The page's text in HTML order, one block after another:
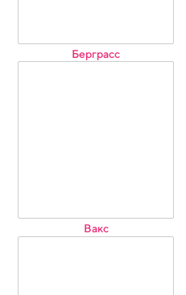
Берграсс
Вакс